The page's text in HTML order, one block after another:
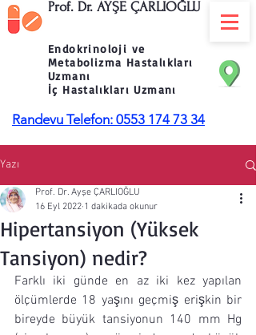
Prof. Dr. AYŞE ÇARLIOĞLU
Endokrinoloji ve
Metabolizma Hastalıkları
Uzmanı
İç Hastalıkları Uzmanı
Randevu Telefon: 0553 174 73 34
Yazı
Hipertansiyon (Yüksek
Tansiyon) nedir?
Prof. Dr. Ayşe ÇARLIOĞLU
16 Eyl 2022 1 dakikada okunur
Farklı iki günde en az iki kez yapılan
ölçümlerde 18 yaşını geçmiş erişkin bir
bireyde büyük tansiyonun 140 mm Hg